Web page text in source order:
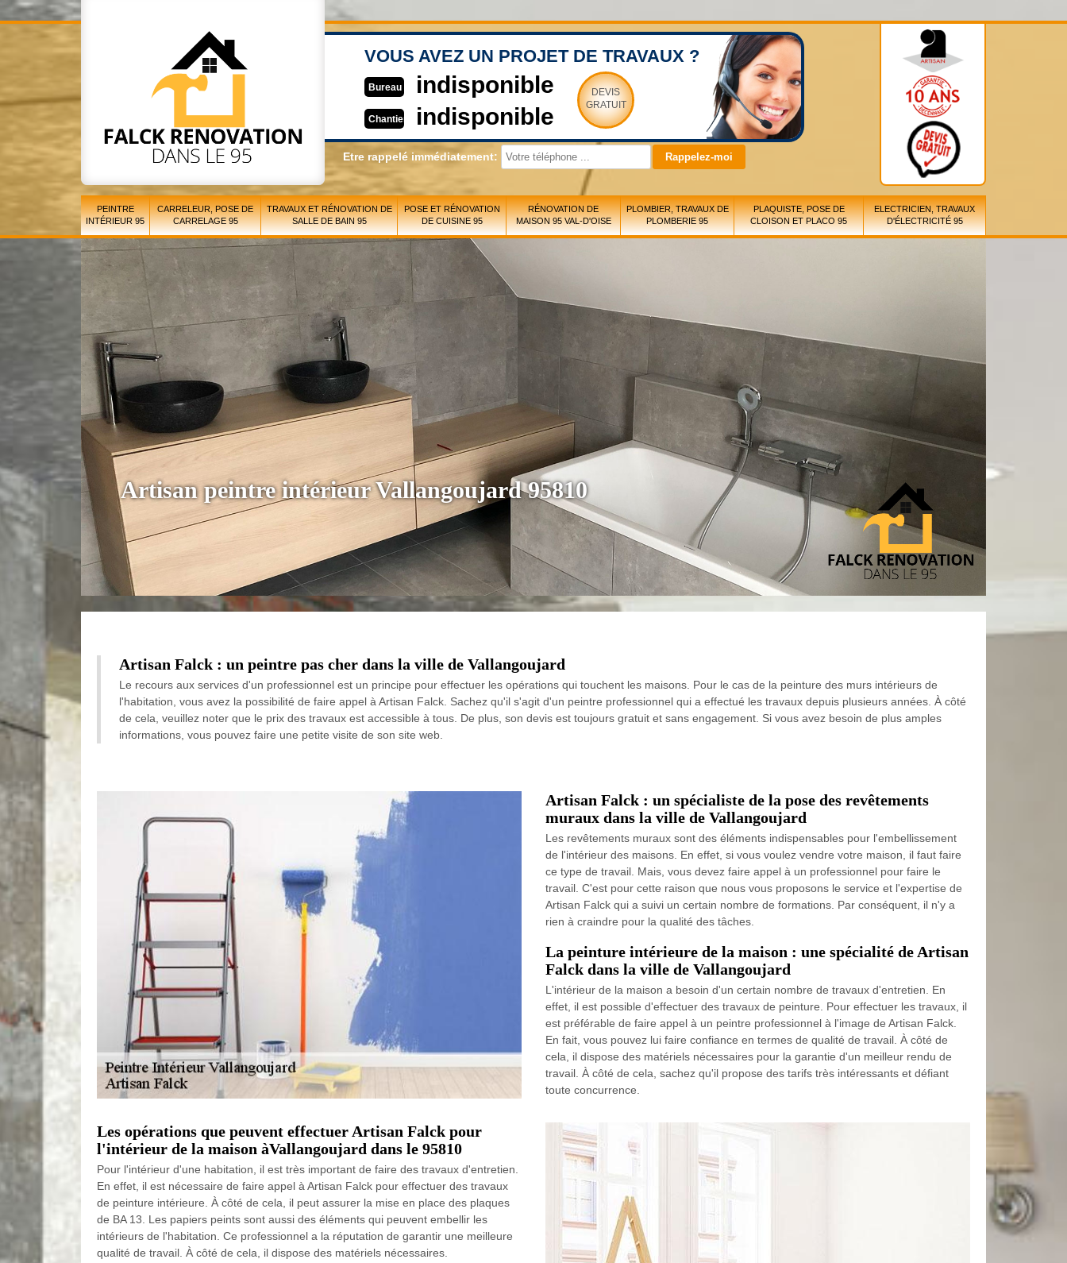
VOUS AVEZ UN PROJET DE TRAVAUX ?
Bureau indisponible
Chantier indisponible
DEVIS
GRATUIT
Etre rappelé immédiatement:
PEINTRE
INTÉRIEUR 95
CARRELEUR, POSE DE
CARRELAGE 95
TRAVAUX ET RÉNOVATION DE
SALLE DE BAIN 95
POSE ET RÉNOVATION
DE CUISINE 95
RÉNOVATION DE
MAISON 95 VAL-D'OISE
PLOMBIER, TRAVAUX DE
PLOMBERIE 95
PLAQUISTE, POSE DE
CLOISON ET PLACO 95
ELECTRICIEN, TRAVAUX
D'ÉLECTRICITÉ 95
Artisan peintre intérieur Vallangoujard 95810
Artisan Falck : un peintre pas cher dans la ville de Vallangoujard
Le recours aux services d'un professionnel est un principe pour effectuer les opérations qui touchent les maisons. Pour le cas de la peinture des murs intérieurs de
l'habitation, vous avez la possibilité de faire appel à Artisan Falck. Sachez qu'il s'agit d'un peintre professionnel qui a effectué les travaux depuis plusieurs années. À côté
de cela, veuillez noter que le prix des travaux est accessible à tous. De plus, son devis est toujours gratuit et sans engagement. Si vous avez besoin de plus amples
informations, vous pouvez faire une petite visite de son site web.
Artisan Falck : un spécialiste de la pose des revêtements
muraux dans la ville de Vallangoujard
Les revêtements muraux sont des éléments indispensables pour l'embellissement
de l'intérieur des maisons. En effet, si vous voulez vendre votre maison, il faut faire
ce type de travail. Mais, vous devez faire appel à un professionnel pour faire le
travail. C'est pour cette raison que nous vous proposons le service et l'expertise de
Artisan Falck qui a suivi un certain nombre de formations. Par conséquent, il n'y a
rien à craindre pour la qualité des tâches.
La peinture intérieure de la maison : une spécialité de Artisan
Falck dans la ville de Vallangoujard
L'intérieur de la maison a besoin d'un certain nombre de travaux d'entretien. En
effet, il est possible d'effectuer des travaux de peinture. Pour effectuer les travaux, il
est préférable de faire appel à un peintre professionnel à l'image de Artisan Falck.
En fait, vous pouvez lui faire confiance en termes de qualité de travail. À côté de
cela, il dispose des matériels nécessaires pour la garantie d'un meilleur rendu de
travail. À côté de cela, sachez qu'il propose des tarifs très intéressants et défiant
toute concurrence.
Les opérations que peuvent effectuer Artisan Falck pour
l'intérieur de la maison àVallangoujard dans le 95810
Pour l'intérieur d'une habitation, il est très important de faire des travaux d'entretien.
En effet, il est nécessaire de faire appel à Artisan Falck pour effectuer des travaux
de peinture intérieure. À côté de cela, il peut assurer la mise en place des plaques
de BA 13. Les papiers peints sont aussi des éléments qui peuvent embellir les
intérieurs de l'habitation. Ce professionnel a la réputation de garantir une meilleure
qualité de travail. À côté de cela, il dispose des matériels nécessaires.